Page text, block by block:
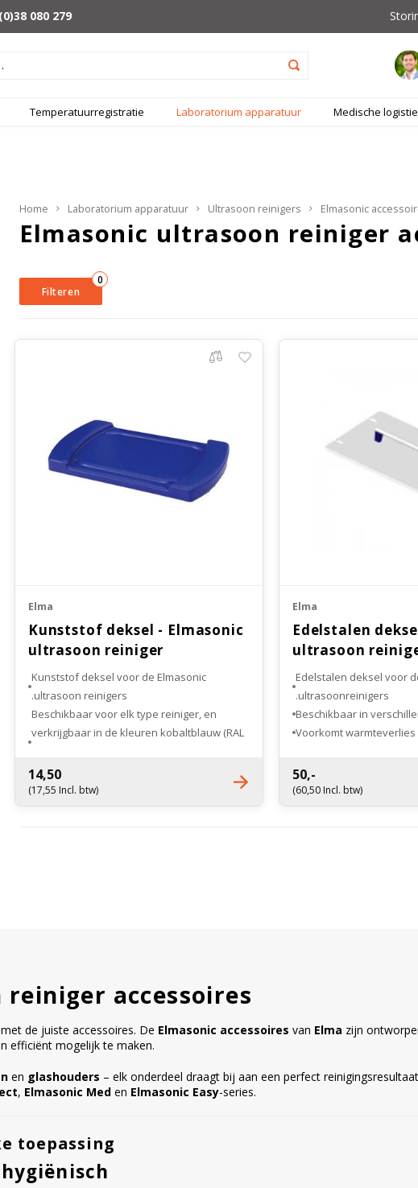
080 279
Temperatuurregistratie Laboratorium apparatuur Medische
Home Laboratorium apparatuur Ultrasoon reinigers Elmasonic
Elmasonic ultrasoon reiniger
Filteren
0
Elma
Kunststof deksel - Elmasonic
ultrasoon reiniger
Kunststof deksel voor de Elmasonic
ultrasoon reinigers.
Beschikbaar voor elk type reiniger, en
verkrijgbaar in de kleuren kobaltblauw (RAL
(RAL 7001).
14,50
(17,55 Incl. btw)
Elma
Edelstalen
ultrasoon
Edelstalen deksel voor
ultrasoonreinigers.
Beschikbaar in
Voorkomt warmteverlies
50,-
(60,50 Incl. btw)
accessoires
de juiste accessoires. De Elmasonic accessoires van Elma zijn
efficiënt mogelijk te maken.
en glashouders – elk onderdeel draagt bij aan een perfect
, Elmasonic Med en Elmasonic Easy-series.
toepassing